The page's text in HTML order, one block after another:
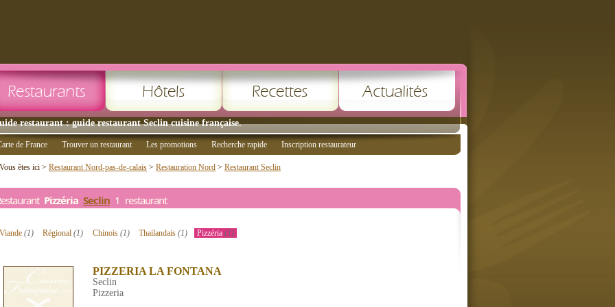
restaurant : guide restaurant Seclin cuisine française.
de France Trouver un restaurant Les promotions Recherche rapide Inscription restaurateur
Vous êtes ici > Restaurant Nord-pas-de-calais > Restauration Nord > Restaurant Seclin
Pizzéria Seclin 1 restaurant
Viande (1) Régional(1) Chinois (1) Thailandais(1) Pizzéria (1)
PIZZERIA LA FONTANA
Seclin
Pizzeria